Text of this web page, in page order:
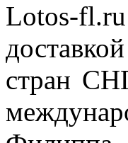
Lotos-
стран